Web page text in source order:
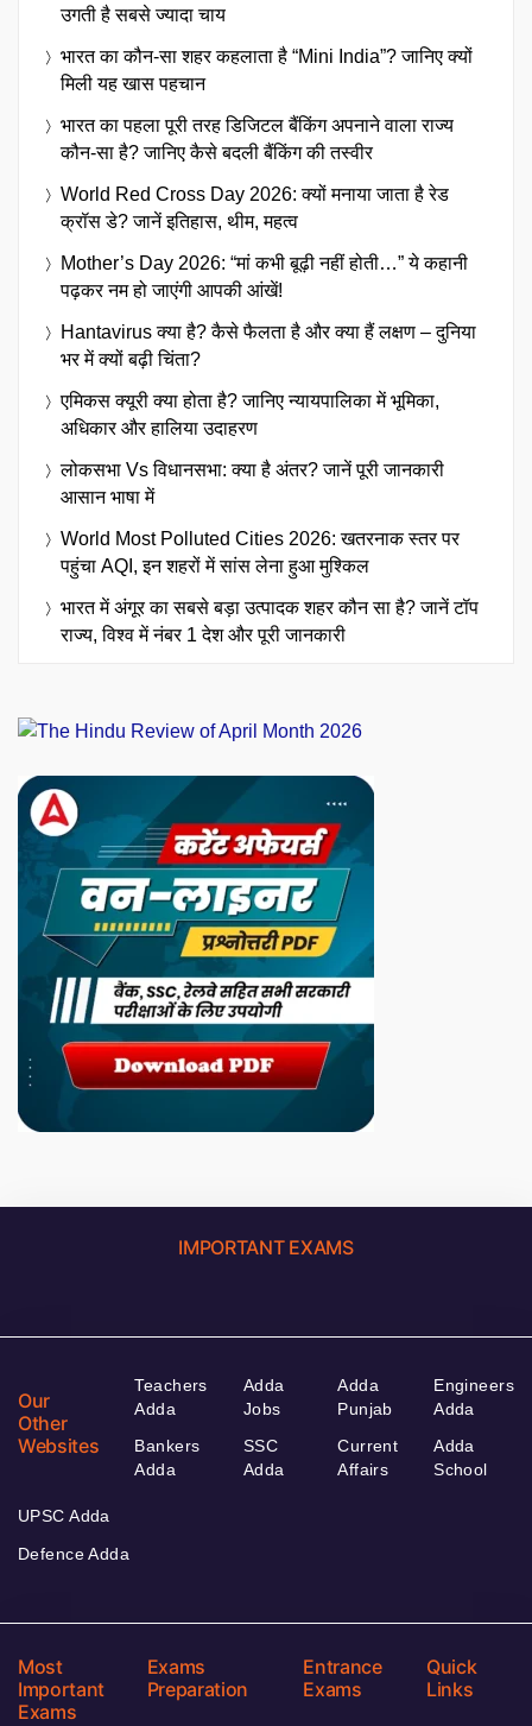
उगती है सबसे ज्यादा चाय
भारत का कौन-सा शहर कहलाता है “Mini India”? जानिए क्यों
मिली यह खास पहचान
भारत का पहला पूरी तरह डिजिटल बैंकिंग अपनाने वाला राज्य
कौन-सा है? जानिए कैसे बदली बैंकिंग की तस्वीर
World Red Cross Day 2026: क्यों मनाया जाता है रेड
क्रॉस डे? जानें इतिहास, थीम, महत्व
Mother’s Day 2026: “मां कभी बूढ़ी नहीं होती…” ये कहानी
पढ़कर नम हो जाएंगी आपकी आंखें!
Hantavirus क्या है? कैसे फैलता है और क्या हैं लक्षण – दुनिया
भर में क्यों बढ़ी चिंता?
एमिकस क्यूरी क्या होता है? जानिए न्यायपालिका में भूमिका,
अधिकार और हालिया उदाहरण
लोकसभा Vs विधानसभा: क्या है अंतर? जानें पूरी जानकारी
आसान भाषा में
World Most Polluted Cities 2026: खतरनाक स्तर पर
पहुंचा AQI, इन शहरों में सांस लेना हुआ मुश्किल
भारत में अंगूर का सबसे बड़ा उत्पादक शहर कौन सा है? जानें टॉप
राज्य, विश्व में नंबर 1 देश और पूरी जानकारी
IMPORTANT EXAMS
Our
Other
Websites
Teachers
Adda
Bankers
Adda
Adda
Jobs
SSC
Adda
Adda
Punjab
Current
Affairs
Engineers
Adda
Adda
School
UPSC Adda
Defence Adda
Most
Important
Exams
Exams
Preparation
Entrance
Exams
Quick
Links